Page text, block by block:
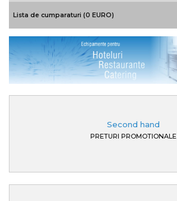
Lista de cumparaturi (0 EURO)
Second hand
PRETURI PROMOTIONALE